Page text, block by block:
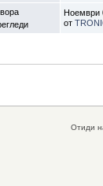
Ноември
от
Отиди